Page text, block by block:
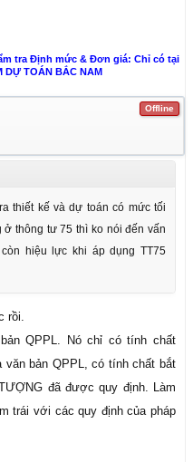
tra Định mức & Đơn giá: Chỉ có tại
DỰ TOÁN BẮC NAM
Offline
thiết kế và dự toán có mức tối
thông tư 75 thì ko nói đến vấn
hiệu lực khi áp dụng TT75
rồi.
QPPL. Nó chỉ có tính chất
văn bản QPPL, có tính chất bắt
đã được quy định. Làm
trái với các quy định của pháp